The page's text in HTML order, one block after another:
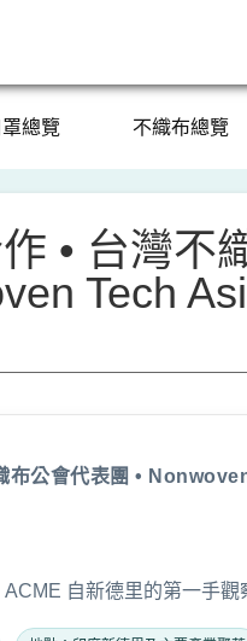
罩總覽 不織布總覽
• 台灣不
Tech
布公會代表團 •
自新德里的第一手觀